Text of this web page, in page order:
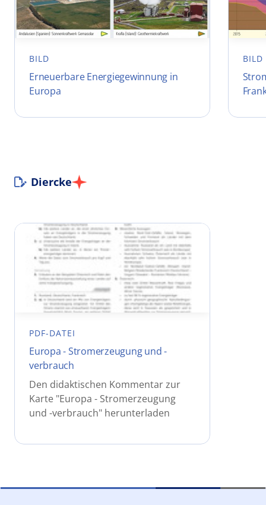
BILD
Erneuerbare Energiegewinnung in
Europa
BILD
Diercke
PDF-DATEI
Europa - Stromerzeugung und -
verbrauch
Den didaktischen Kommentar zur
Karte "Europa - Stromerzeugung
und -verbrauch" herunterladen